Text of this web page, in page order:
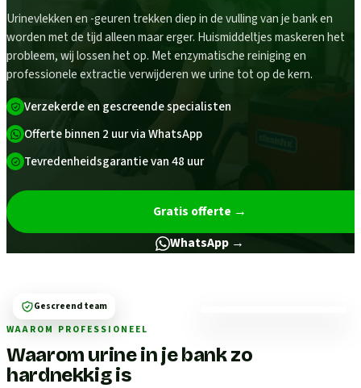
Urinevlekken en -geuren trekken diep in de vulling van je bank en
worden met de tijd alleen maar erger. Huismiddeltjes maskeren het
probleem, wij lossen het op. Met enzymatische reiniging en
professionele extractie verwijderen we urine tot op de kern.
Verzekerde en gescreende specialisten
Offerte binnen 2 uur via WhatsApp
Tevredenheidsgarantie van 48 uur
Gratis offerte →
WhatsApp →
WAAROM PROFESSIONEEL
Waarom urine in je bank zo
hardnekkig is
Gescreend team